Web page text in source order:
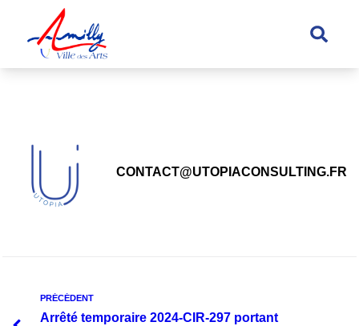
CONTACT@UTOPIACONSULTING.FR
PRÉCÉDENT
Arrêté temporaire 2024-CIR-297 portant